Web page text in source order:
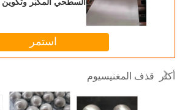
استمر
أكثر قذف المغنيسيوم